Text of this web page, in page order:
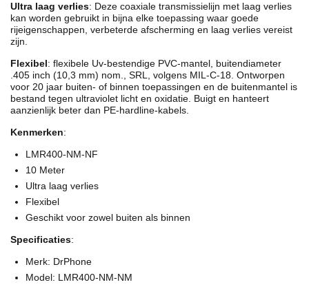
Ultra laag verlies: Deze coaxiale transmissielijn met laag verlies
kan worden gebruikt in bijna elke toepassing waar goede
rijeigenschappen, verbeterde afscherming en laag verlies vereist
zijn.
Flexibel: flexibele Uv-bestendige PVC-mantel, buitendiameter
.405 inch (10,3 mm) nom., SRL, volgens MIL-C-18. Ontworpen
voor 20 jaar buiten- of binnen toepassingen en de buitenmantel is
bestand tegen ultraviolet licht en oxidatie. Buigt en hanteert
aanzienlijk beter dan PE-hardline-kabels.
Kenmerken:
LMR400-NM-NF
10 Meter
Ultra laag verlies
Flexibel
Geschikt voor zowel buiten als binnen
Specificaties:
Merk: DrPhone
Model: LMR400-NM-NM